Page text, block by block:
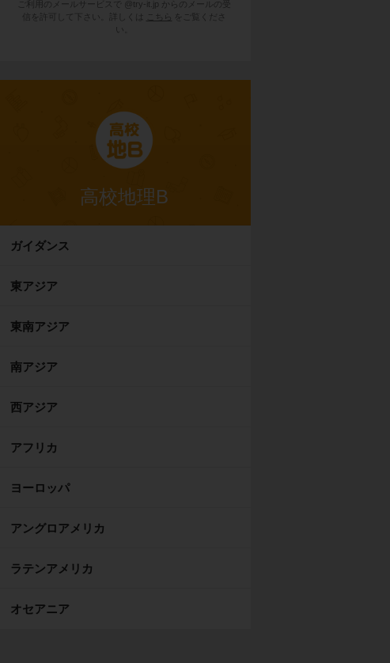
ご利用のメールサービスで @try-it.jp からのメールの受
信を許可して下さい。詳しくは
こちら
をご覧くださ
い。
高校地理B
ガイダンス
東アジア
東南アジア
南アジア
西アジア
アフリカ
ヨーロッパ
アングロアメリカ
ラテンアメリカ
オセアニア